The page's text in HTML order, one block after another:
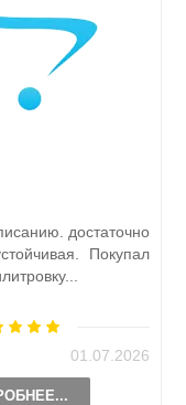
достаточно
Покупал
01.07.2026